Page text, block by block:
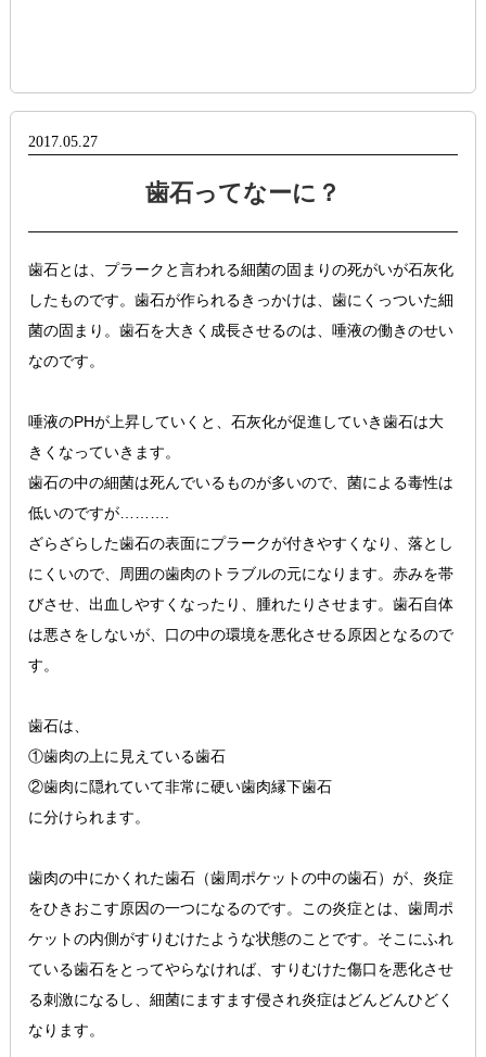
2017.05.27
歯石ってなーに？
歯石とは、プラークと言われる細菌の固まりの死がいが石灰化
したものです。歯石が作られるきっかけは、歯にくっついた細
菌の固まり。歯石を大きく成長させるのは、唾液の働きのせい
なのです。
唾液のPHが上昇していくと、石灰化が促進していき歯石は大
きくなっていきます。
歯石の中の細菌は死んでいるものが多いので、菌による毒性は
低いのですが……….
ざらざらした歯石の表面にプラークが付きやすくなり、落とし
にくいので、周囲の歯肉のトラブルの元になります。赤みを帯
びさせ、出血しやすくなったり、腫れたりさせます。歯石自体
は悪さをしないが、口の中の環境を悪化させる原因となるので
す。
歯石は、
①歯肉の上に見えている歯石
②歯肉に隠れていて非常に硬い歯肉縁下歯石
に分けられます。
歯肉の中にかくれた歯石（歯周ポケットの中の歯石）が、炎症
をひきおこす原因の一つになるのです。この炎症とは、歯周ポ
ケットの内側がすりむけたような状態のことです。そこにふれ
ている歯石をとってやらなければ、すりむけた傷口を悪化させ
る刺激になるし、細菌にますます侵され炎症はどんどんひどく
なります。